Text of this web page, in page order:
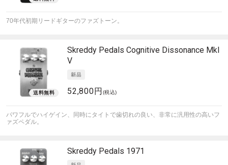
70年代初期リードギターのファズトーン。
Skreddy Pedals Cognitive Dissonance MkI
V
52,800円 (税込)
パワフルでハイゲイン、同時にタイトで歯切れの良い、非常に汎用性の高いフ
ァズペダル。
Skreddy Pedals 1971